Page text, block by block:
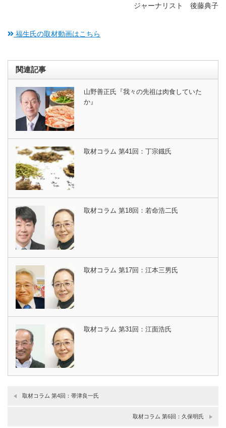
ジャーナリスト 後藤典子
福生氏の取材動画はこちら
関連記事
山野善正氏『我々の先祖は肉食していた
か』
取材コラム 第41回：丁宗鐡氏
取材コラム 第18回：若命浩二氏
取材コラム 第17回：江本三男氏
取材コラム 第31回：江面浩氏
取材コラム 第4回：帯津良一氏
取材コラム 第6回：久保明氏